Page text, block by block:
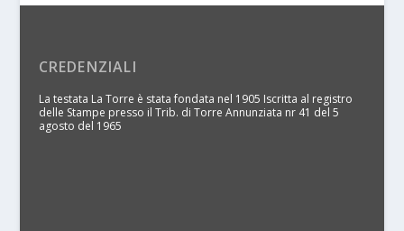
CREDENZIALI
La testata La Torre è stata fondata nel 1905 Iscritta al registro
delle Stampe presso il Trib. di Torre Annunziata nr 41 del 5
agosto del 1965